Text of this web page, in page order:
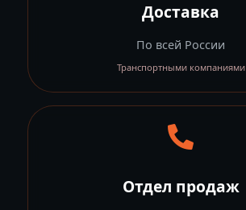
Доставка
По всей России
Транспортными компаниями
Отдел продаж